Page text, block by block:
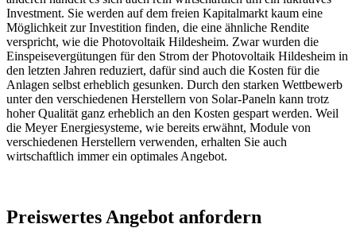
Investment. Sie werden auf dem freien Kapitalmarkt kaum eine
Möglichkeit zur Investition finden, die eine ähnliche Rendite
verspricht, wie die Photovoltaik Hildesheim. Zwar wurden die
Einspeisevergütungen für den Strom der Photovoltaik Hildesheim in
den letzten Jahren reduziert, dafür sind auch die Kosten für die
Anlagen selbst erheblich gesunken. Durch den starken Wettbewerb
unter den verschiedenen Herstellern von Solar-Paneln kann trotz
hoher Qualität ganz erheblich an den Kosten gespart werden. Weil
die Meyer Energiesysteme, wie bereits erwähnt, Module von
verschiedenen Herstellern verwenden, erhalten Sie auch
wirtschaftlich immer ein optimales Angebot.
Preiswertes Angebot anfordern